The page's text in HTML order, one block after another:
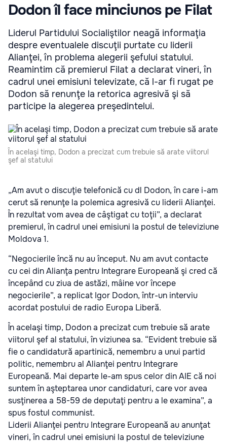
Dodon îl face minciunos pe Filat
Liderul Partidului Socialiştilor neagă informaţia
despre eventualele discuţii purtate cu liderii
Alianţei, în problema alegerii şefului statului.
Reamintim că premierul Filat a declarat vineri, în
cadrul unei emisiuni televizate, că l-ar fi rugat pe
Dodon să renunţe la retorica agresivă şi să
participe la alegerea preşedintelui.
În acelaşi timp, Dodon a precizat cum trebuie să arate viitorul
şef al statului
„Am avut o discuţie telefonică cu dl Dodon, în care i-am
cerut să renunţe la polemica agresivă cu liderii Alianţei.
În rezultat vom avea de câştigat cu toţii”, a declarat
premierul, în cadrul unei emisiuni la postul de televiziune
Moldova 1.
“Negocierile încă nu au început. Nu am avut contacte
cu cei din Alianţa pentru Integrare Europeană şi cred că
începând cu ziua de astăzi, mâine vor începe
negocierile”, a replicat Igor Dodon, într-un interviu
acordat postului de radio Europa Liberă.
În acelaşi timp, Dodon a precizat cum trebuie să arate
viitorul şef al statului, în viziunea sa. “Evident trebuie să
fie o candidatură apartinică, nemembru a unui partid
politic, nemembru al Alianţei pentru Integrare
Europeană. Mai departe le-am spus celor din AIE că noi
suntem în aşteptarea unor candidaturi, care vor avea
susţinerea a 58-59 de deputaţi pentru a le examina”, a
spus fostul communist.
Liderii Alianţei pentru Integrare Europeană au anunţat
vineri, în cadrul unei emisiuni la postul de televiziune